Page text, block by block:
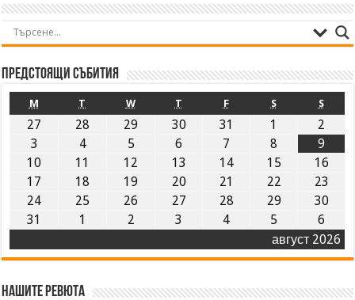
Предстоящи събития
август 2026
M T W T F S S
27 28 29 30 31 1
2
3
4 5 6 7 8
9
10
11 12 13 14 15
16
17
18 19 20 21 22
23
24
25 26 27 28 29
30
31
1 2 3 4 5 6
Нашите ревюта